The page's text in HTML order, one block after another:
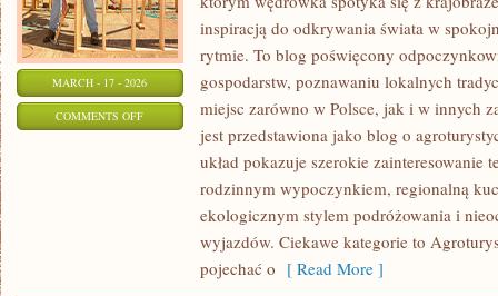
MARCH - 17 - 2026
COMMENTS OFFON
AGROTURYSTYKA
inspiracją do odkrywania świata w
rytmie. To blog poświęcony
gospodarstw, poznawaniu lokalnych
miejsc zarówno w Polsce, jak i w innych
jest przedstawiona jako blog o
układ pokazuje szerokie zainteresowanie
rodzinnym wypoczynkiem, regionalną
ekologicznym stylem podróżowania i
wyjazdów. Ciekawe kategorie to
pojechać o [ Read More ]